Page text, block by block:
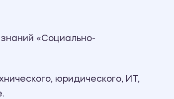
Ответы на билеты
«Социально-
юридического, ИТ,